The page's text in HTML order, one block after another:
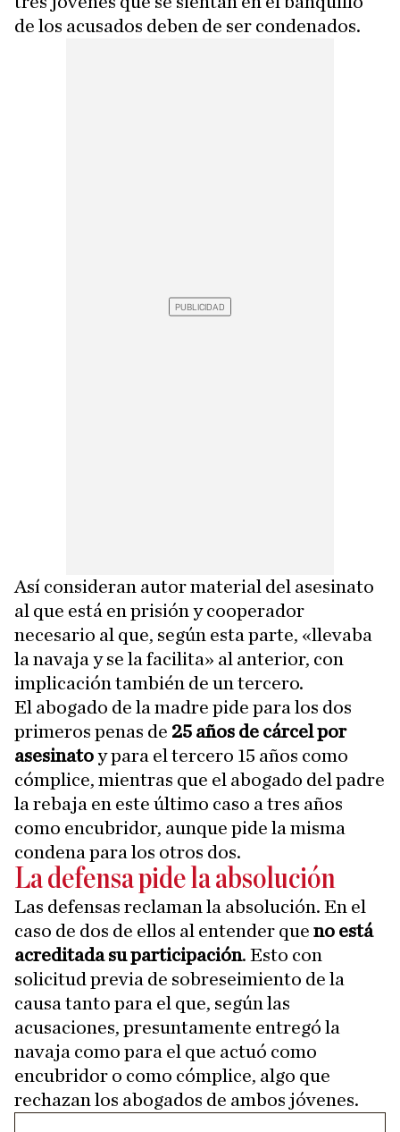
de los acusados deben de ser condenados.
Así consideran autor material del asesinato
al que está en prisión y cooperador
necesario al que, según esta parte, «llevaba
la navaja y se la facilita» al anterior, con
implicación también de un tercero.
El abogado de la madre pide para los dos
primeros penas de 25 años de cárcel por
asesinatoy para el tercero 15 años como
cómplice, mientras que el abogado del padre
la rebaja en este último caso a tres años
como encubridor, aunque pide la misma
condena para los otros dos.
La defensa pide la absolución
Las defensas reclaman la absolución. En el
caso de dos de ellos al entender que no está
acreditada su participación. Esto con
solicitud previa de sobreseimiento de la
causa tanto para el que, según las
acusaciones, presuntamente entregó la
navaja como para el que actuó como
encubridor o como cómplice, algo que
rechazan los abogados de ambos jóvenes.